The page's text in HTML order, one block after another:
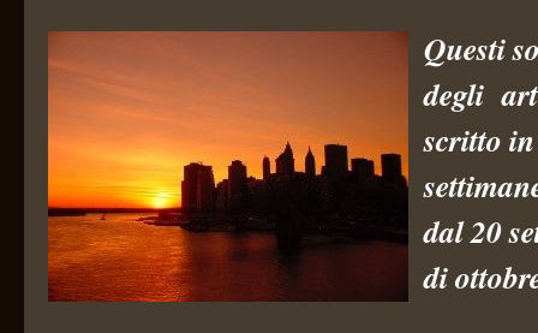
Questi
degli
scritto
dal 20
di